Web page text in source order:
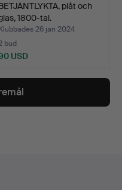
plåt och
1800-tal.
26 jan 2024
bud
USD